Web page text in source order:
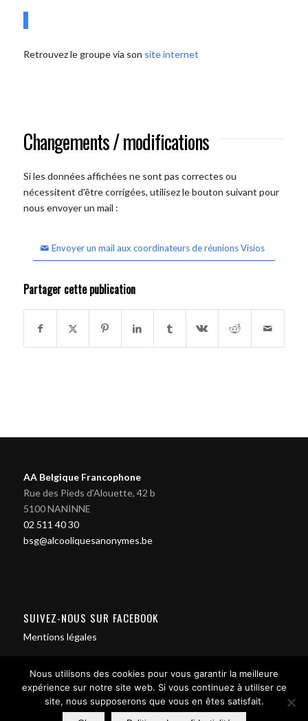
Retrouvez le groupe via son site internet
Changements / modifications
Si les données affichées ne sont pas correctes ou
nécessitent d'être corrigées, utilisez le bouton suivant pour
nous envoyer un mail :
Envoyer un mail aux coordinateurs de réunions Visios
Partager cette publication
AA Belgique Francophone
Rue des Pieds d'Alouette, 42 b
5100 NANINNE
02 511 40 30
bsg@alcooliquesanonymes.be
SUIVEZ-NOUS SUR FACEBOOK
Mentions légales
Nous utilisons des cookies pour vous garantir la meilleure
expérience sur notre site web. Si vous continuez à utiliser ce
site, nous supposerons que vous en êtes satisfait.
Contact us